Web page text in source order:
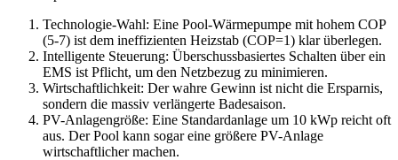
Technologie-Wahl: Eine Pool-Wärmepumpe mit hohem COP
(5-7) ist dem ineffizienten Heizstab (COP=1) klar überlegen.
Intelligente Steuerung: Überschussbasiertes Schalten über ein
EMS ist Pflicht, um den Netzbezug zu minimieren.
Wirtschaftlichkeit: Der wahre Gewinn ist nicht die Ersparnis,
sondern die massiv verlängerte Badesaison.
PV-Anlagengröße: Eine Standardanlage um 10 kWp reicht oft
aus. Der Pool kann sogar eine größere PV-Anlage
wirtschaftlicher machen.